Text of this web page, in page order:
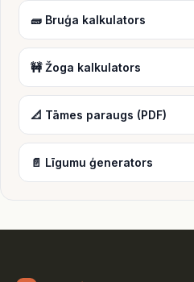
🧱 Bruģa kalkulators
🚧 Žoga kalkulators
📐 Tāmes paraugs (PDF)
📄 Līgumu ģenerators